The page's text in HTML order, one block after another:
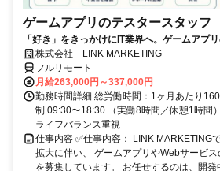
ゲームアプリのテスタースタッフ
「好き」をきっかけにIT業界へ。ゲームアプ
株式会社 LINK MARKETING
フルリモート
月給263,000円～337,000円
勤務時間詳細 総労働時間：1ヶ月あたり
制 09:30〜18:30 （実働8時間／休憩1時
ライフバランス重視
仕事内容 ✅仕事内容： LINK MARKETING
拡大に伴い、 ゲームアプリやWebサービ
を募集しています。 お任せするのは、開発